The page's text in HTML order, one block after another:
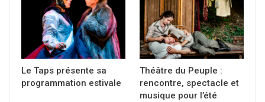
Le Taps présente sa
programmation estivale
Théâtre du Peuple :
rencontre, spectacle et
musique pour l’été